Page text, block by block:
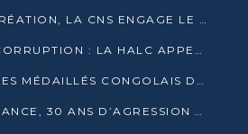
70 ANS APRÈS SA CRÉATION, LA CNS ENGAGE LE VIRAGE DE LA DIGITALISATION
LUTTE CONTRE LA CORRUPTION : LA HALC APPELLE À PASSER DES DISCOURS AUX ACTES
LA SNPC CÉLÈBRE LES MÉDAILLÉS CONGOLAIS DES OLYMPIADES PANAFRICAINES DE MATHÉMATIQUES 2026
66 ANS D’INDÉPENDANCE, 30 ANS D’AGRESSION RWANDAISE : 4 PRÉSIDENCES, UN ÉCHEC COLLECTIF